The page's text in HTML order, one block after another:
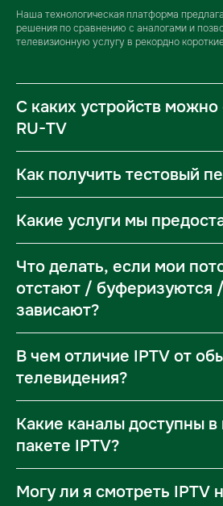
Наша технологическая платформа
решения по сравнению с аналогами и
C каких устройств можно
Как получить тестовый
Какие услуги мы
Что делать, если мои
отстают / буферизуются /
В чем отличие IPTV от
Какие каналы доступны в